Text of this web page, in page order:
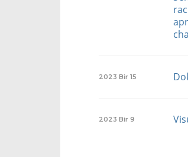
2023 Bir 15
2023 Bir 9